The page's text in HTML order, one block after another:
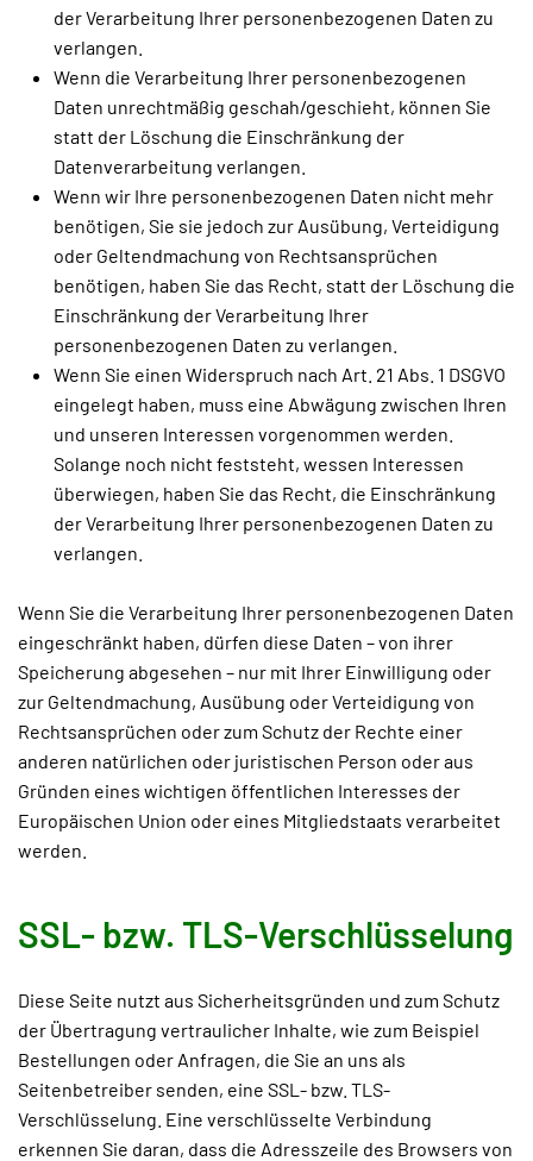
der Verarbeitung Ihrer personenbezogenen Daten zu
verlangen.
Wenn die Verarbeitung Ihrer personenbezogenen
Daten unrechtmäßig geschah/geschieht, können Sie
statt der Löschung die Einschränkung der
Datenverarbeitung verlangen.
Wenn wir Ihre personenbezogenen Daten nicht mehr
benötigen, Sie sie jedoch zur Ausübung, Verteidigung
oder Geltendmachung von Rechtsansprüchen
benötigen, haben Sie das Recht, statt der Löschung die
Einschränkung der Verarbeitung Ihrer
personenbezogenen Daten zu verlangen.
Wenn Sie einen Widerspruch nach Art. 21 Abs. 1 DSGVO
eingelegt haben, muss eine Abwägung zwischen Ihren
und unseren Interessen vorgenommen werden.
Solange noch nicht feststeht, wessen Interessen
überwiegen, haben Sie das Recht, die Einschränkung
der Verarbeitung Ihrer personenbezogenen Daten zu
verlangen.
Wenn Sie die Verarbeitung Ihrer personenbezogenen Daten
eingeschränkt haben, dürfen diese Daten – von ihrer
Speicherung abgesehen – nur mit Ihrer Einwilligung oder
zur Geltendmachung, Ausübung oder Verteidigung von
Rechtsansprüchen oder zum Schutz der Rechte einer
anderen natürlichen oder juristischen Person oder aus
Gründen eines wichtigen öffentlichen Interesses der
Europäischen Union oder eines Mitgliedstaats verarbeitet
werden.
SSL- bzw. TLS-Verschlüsselung
Diese Seite nutzt aus Sicherheitsgründen und zum Schutz
der Übertragung vertraulicher Inhalte, wie zum Beispiel
Bestellungen oder Anfragen, die Sie an uns als
Seitenbetreiber senden, eine SSL- bzw. TLS-
Verschlüsselung. Eine verschlüsselte Verbindung
erkennen Sie daran, dass die Adresszeile des Browsers von